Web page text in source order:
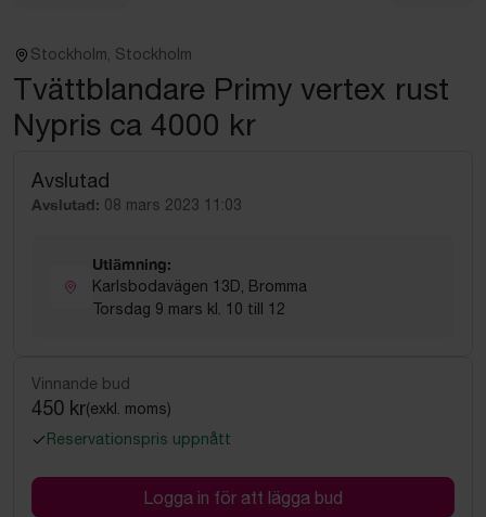
Stockholm, Stockholm
Tvättblandare Primy vertex rust
Nypris ca 4000 kr
Avslutad
Avslutad: 08 mars 2023 11:03
Utlämning:
Karlsbodavägen 13D, Bromma
Torsdag 9 mars kl. 10 till 12
Vinnande bud
450 kr(exkl. moms)
Reservationspris uppnått
Logga in för att lägga bud